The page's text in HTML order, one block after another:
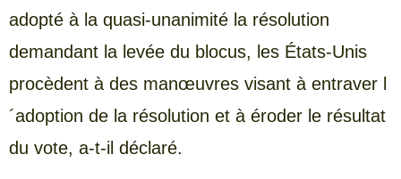
adopté à la quasi-unanimité la résolution
demandant la levée du blocus, les États-Unis
procèdent à des manœuvres visant à entraver l
´adoption de la résolution et à éroder le résultat
du vote, a-t-il déclaré.